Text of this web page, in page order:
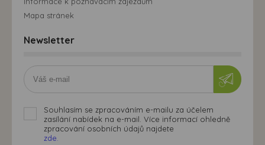
Mapa stránek
Newsletter
Souhlasím se zpracováním e-mailu za účelem
zasílání nabídek na e-mail. Více informací ohledně
zpracování osobních údajů najdete
zde.
máme možnost vytvářet profily založené na Vašich
zájmech. Na základě těchto informací není zpravidla
souhlasu, nedojde k zobrazování obsahu a reklam